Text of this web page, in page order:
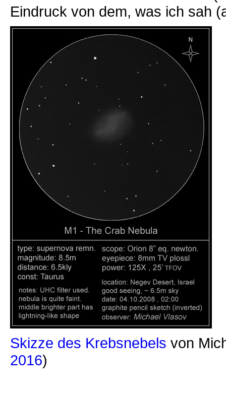
Eindruck von dem, was ich sah
Skizze des Krebsnebels von
2016)